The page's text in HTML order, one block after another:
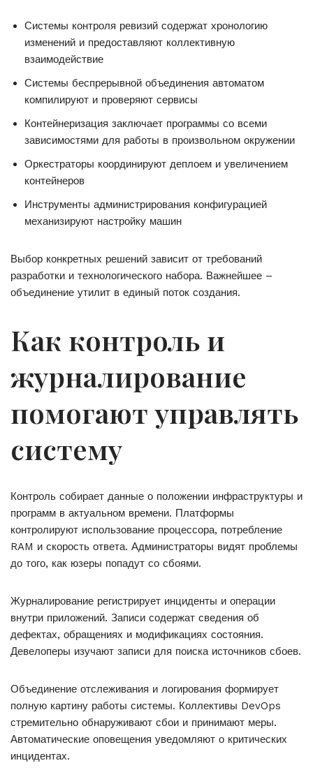
Системы контроля ревизий содержат хронологию
изменений и предоставляют коллективную
взаимодействие
Системы беспрерывной объединения автоматом
компилируют и проверяют сервисы
Контейнеризация заключает программы со всеми
зависимостями для работы в произвольном окружении
Оркестраторы координируют деплоем и увеличением
контейнеров
Инструменты администрирования конфигурацией
механизируют настройку машин
Выбор конкретных решений зависит от требований
разработки и технологического набора. Важнейшее –
объединение утилит в единый поток создания.
Как контроль и
журналирование
помогают управлять
систему
Контроль собирает данные о положении инфраструктуры и
программ в актуальном времени. Платформы
контролируют использование процессора, потребление
RAM и скорость ответа. Администраторы видят проблемы
до того, как юзеры попадут со сбоями.
Журналирование регистрирует инциденты и операции
внутри приложений. Записи содержат сведения об
дефектах, обращениях и модификациях состояния.
Девелоперы изучают записи для поиска источников сбоев.
Объединение отслеживания и логирования формирует
полную картину работы системы. Коллективы DevOps
стремительно обнаруживают сбои и принимают меры.
Автоматические оповещения уведомляют о критических
инцидентах.